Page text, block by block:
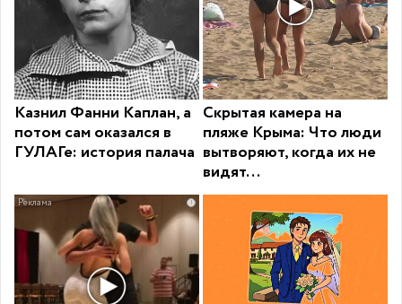
Казнил Фанни Каплан, а
потом сам оказался в
ГУЛАГе: история палача
Скрытая камера на
пляже Крыма: Что люди
вытворяют, когда их не
видят...
i